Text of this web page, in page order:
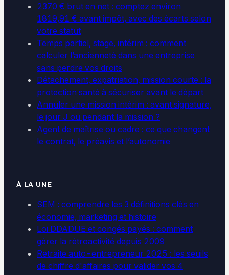
2370 € brut en net : comptez environ
1819,91 € avant impôt, avec des écarts selon
votre statut
Temps partiel, stage, intérim : comment
calculer l’ancienneté dans une entreprise
sans perdre vos droits
Détachement, expatriation, mission courte : la
protection santé à sécuriser avant le départ
Annuler une mission intérim : avant signature,
le jour J ou pendant la mission ?
Agent de maîtrise ou cadre : ce que changent
le contrat, le préavis et l’autonomie
À LA UNE
SEM : comprendre les 3 définitions clés en
économie, marketing et histoire
Loi DDADUE et congés payés : comment
gérer la rétroactivité depuis 2009
Retraite auto-entrepreneur 2025 : les seuils
de chiffre d'affaires pour valider vos 4